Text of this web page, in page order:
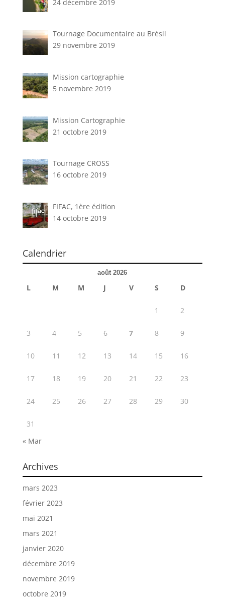
24 décembre 2019
Tournage Documentaire au Brésil
29 novembre 2019
Mission cartographie
5 novembre 2019
Mission Cartographie
21 octobre 2019
Tournage CROSS
16 octobre 2019
FIFAC, 1ère édition
14 octobre 2019
Calendrier
août 2026
L M M J V S D
1 2
3 4 5 6 7 8 9
10 11 12 13 14 15 16
17 18 19 20 21 22 23
24 25 26 27 28 29 30
31
« Mar
Archives
mars 2023
février 2023
mai 2021
mars 2021
janvier 2020
décembre 2019
novembre 2019
octobre 2019